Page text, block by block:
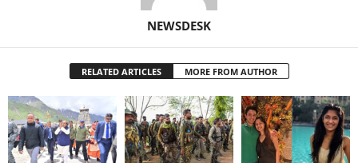
NEWSDESK
RELATED ARTICLES MORE FROM AUTHOR